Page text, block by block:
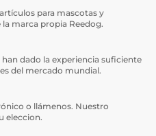
para mascotas y
marca propia Reedog.
dado la experiencia suficiente
del mercado mundial.
o llámenos. Nuestro
eleccion.